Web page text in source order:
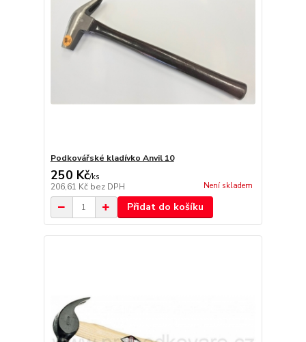
Podkovářské kladívko Anvil 10
250 Kč/ks
206,61 Kč bez DPH Není skladem
Přidat do košíku